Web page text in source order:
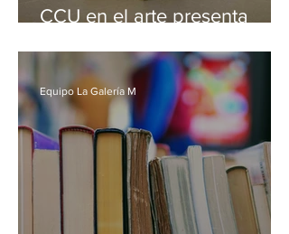
CCU en el arte presenta
cerámica como lenguaje
contemporáneo
Equipo La Galería M